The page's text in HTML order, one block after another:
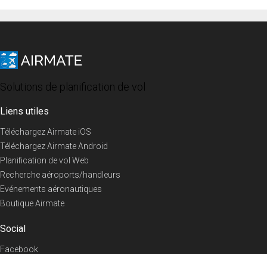
Solutions de planification de vol
Liens utiles
Téléchargez Airmate iOS
Téléchargez Airmate Android
Planification de vol Web
Recherche aéroports/handleurs
Evénements aéronautiques
Boutique Airmate
Social
Facebook